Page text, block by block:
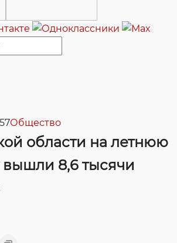
Общество
области на летнюю
вышли 8,6 тысячи